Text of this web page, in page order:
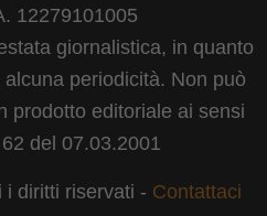
12279101005
giornalistica, in quanto
periodicità. Non può
prodotto editoriale ai sensi
del 07.03.2001
diritti riservati - Contattaci